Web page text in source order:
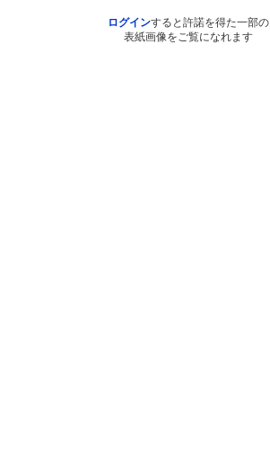
ログインすると許諾を得た一部の
表紙画像をご覧になれます